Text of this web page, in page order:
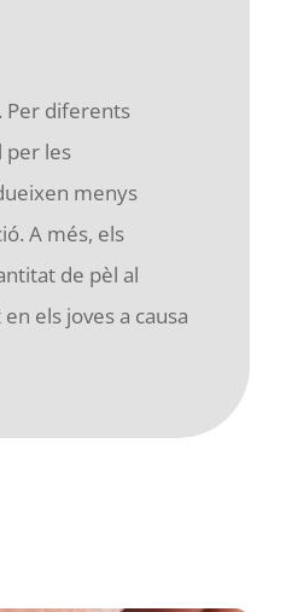
Per diferents
per les
menys
A més, els
de pèl al
els joves a causa